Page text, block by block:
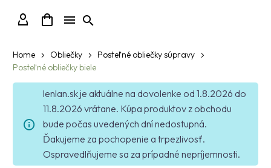
Home Obliečky
Posteľné obliečky súpravy
Posteľné obliečky biele
lenlan.sk je aktuálne na dovolenke od 1.8.2026 do
11.8.2026 vrátane. Kúpa produktov z obchodu
bude počas uvedených dní nedostupná.
Ďakujeme za pochopenie a trpezlivosť.
Ospravedlňujeme sa za prípadné nepríjemnosti.